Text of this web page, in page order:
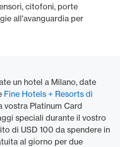
citofoni, porte
all'avanguardia per
un hotel a Milano, date
Fine Hotels + Resorts di
vostra Platinum Card
speciali durante il vostro
di USD 100 da spendere in
al giorno per due